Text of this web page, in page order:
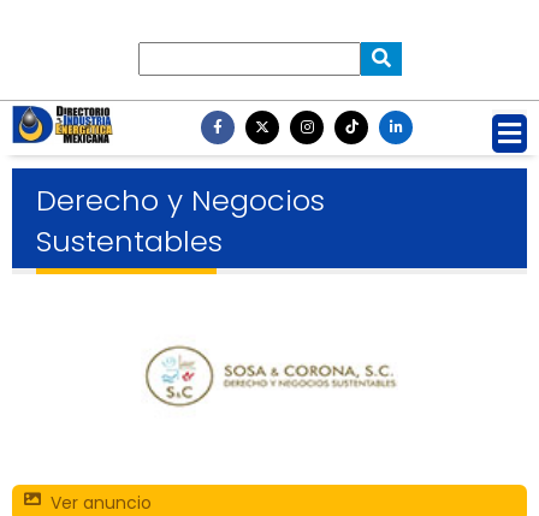
Derecho y Negocios
Sustentables
Ver anuncio